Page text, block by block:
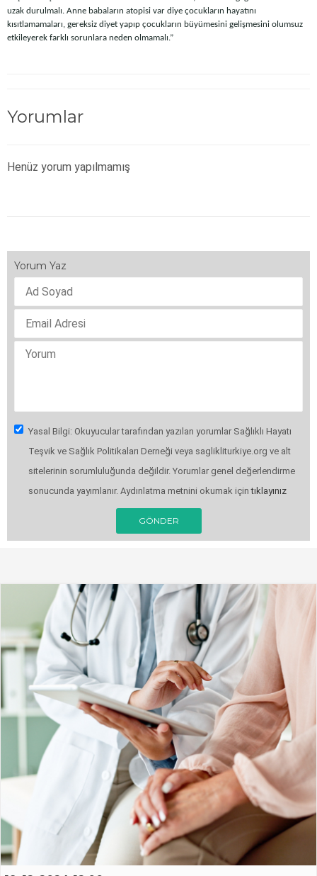
uzak durulmalı. Anne babaların atopisi var diye çocukların hayatını
kısıtlamamaları, gereksiz diyet yapıp çocukların büyümesini gelişmesini olumsuz
etkileyerek farklı sorunlara neden olmamalı.”
Yorumlar
Henüz yorum yapılmamış
Yorum Yaz
Yasal Bilgi: Okuyucular tarafından yazılan yorumlar Sağlıklı Hayatı
Teşvik ve Sağlık Politikaları Derneği veya saglikliturkiye.org ve alt
sitelerinin sorumluluğunda değildir. Yorumlar genel değerlendirme
sonucunda yayımlanır. Aydınlatma metnini okumak içintıklayınız
GÖNDER